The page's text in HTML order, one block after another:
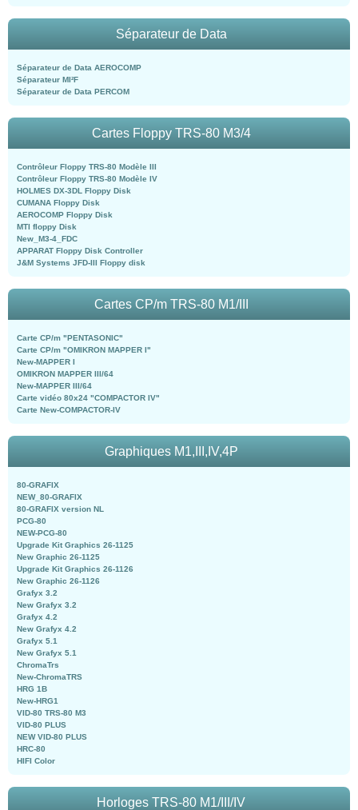
Séparateur de Data
Séparateur de Data AEROCOMP
Séparateur MI²F
Séparateur de Data PERCOM
Cartes Floppy TRS-80 M3/4
Contrôleur Floppy TRS-80 Modèle III
Contrôleur Floppy TRS-80 Modèle IV
HOLMES DX-3DL Floppy Disk
CUMANA Floppy Disk
AEROCOMP Floppy Disk
MTI floppy Disk
New_M3-4_FDC
APPARAT Floppy Disk Controller
J&M Systems JFD-III Floppy disk
Cartes CP/m TRS-80 M1/III
Carte CP/m "PENTASONIC"
Carte CP/m "OMIKRON MAPPER I"
New-MAPPER I
OMIKRON MAPPER III/64
New-MAPPER III/64
Carte vidéo 80x24 "COMPACTOR IV"
Carte New-COMPACTOR-IV
Graphiques M1,III,IV,4P
80-GRAFIX
NEW_80-GRAFIX
80-GRAFIX version NL
PCG-80
NEW-PCG-80
Upgrade Kit Graphics 26-1125
New Graphic 26-1125
Upgrade Kit Graphics 26-1126
New Graphic 26-1126
Grafyx 3.2
New Grafyx 3.2
Grafyx 4.2
New Grafyx 4.2
Grafyx 5.1
New Grafyx 5.1
ChromaTrs
New-ChromaTRS
HRG 1B
New-HRG1
VID-80 TRS-80 M3
VID-80 PLUS
NEW VID-80 PLUS
HRC-80
HIFI Color
Horloges TRS-80 M1/III/IV